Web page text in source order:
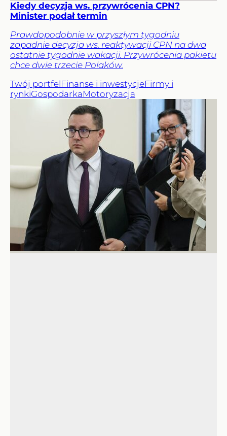
Kiedy decyzja ws. przywrócenia CPN?
Minister podał termin
Prawdopodobnie w przyszłym tygodniu
zapadnie decyzja ws. reaktywacji CPN na dwa
ostatnie tygodnie wakacji. Przywrócenia pakietu
chce dwie trzecie Polaków.
Twój portfelFinanse i inwestycjeFirmy i
rynkiGospodarkaMotoryzacja